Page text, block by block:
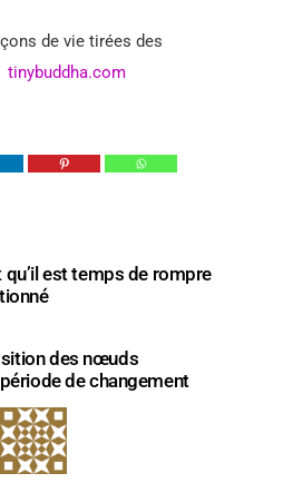
de vie tirées des
tinybuddha.com
est temps de rompre
des nœuds
de changement